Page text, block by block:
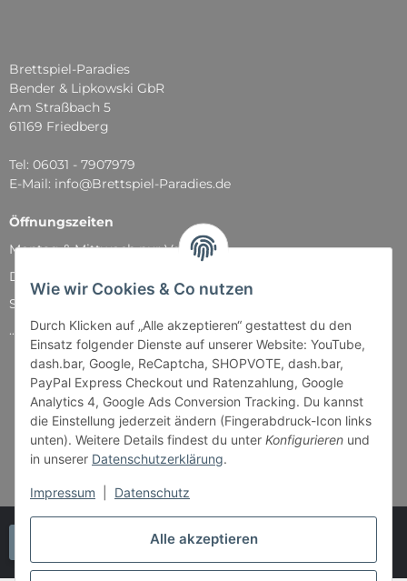
Alle akzeptieren
Wie wir Cookies & Co nutzen
Durch Klicken auf „Alle akzeptieren“ gestattest du den
Einsatz folgender Dienste auf unserer Website: YouTube,
dash.bar, Google, ReCaptcha, SHOPVOTE, dash.bar,
PayPal Express Checkout und Ratenzahlung, Google
Analytics 4, Google Ads Conversion Tracking. Du kannst
die Einstellung jederzeit ändern (Fingerabdruck-Icon links
unten). Weitere Details findest du unter Konfigurieren und
in unserer Datenschutzerklärung.
Impressum Datenschutz
Brettspiel-Paradies
Bender & Lipkowski GbR
Am Straßbach 5
61169 Friedberg
Tel: 06031 - 7907979
E-Mail: info@Brettspiel-Paradies.de
Öffnungszeiten
Montag & Mittwoch nur Versand
Dienstag, Donnerstag und Freitag: 11:00 - 18:30 Uhr
Samstag: 11:00 - 14:00 Uhr
...und natürlich während unserer Events